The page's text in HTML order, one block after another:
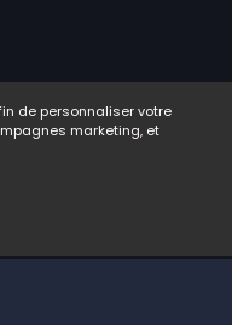
de personnaliser votre
marketing, et